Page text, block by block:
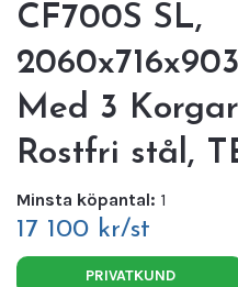
CF700S SL,
Med 3
Rostfri stål,
Minsta köpantal: 1
17 100 kr/st
PRIVATKUND